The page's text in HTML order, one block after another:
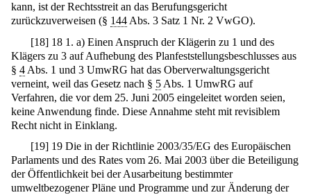
kann, ist der Rechtsstreit an das Berufungsgericht
zurückzuverweisen (§ 144 Abs. 3 Satz 1 Nr. 2 VwGO).
[18] 18 1. a) Einen Anspruch der Klägerin zu 1 und des
Klägers zu 3 auf Aufhebung des Planfeststellungsbeschlusses aus
§ 4 Abs. 1 und 3 UmwRG hat das Oberverwaltungsgericht
verneint, weil das Gesetz nach § 5 Abs. 1 UmwRG auf
Verfahren, die vor dem 25. Juni 2005 eingeleitet worden seien,
keine Anwendung finde. Diese Annahme steht mit revisiblem
Recht nicht in Einklang.
[19] 19 Die in der Richtlinie 2003/35/EG des Europäischen
Parlaments und des Rates vom 26. Mai 2003 über die Beteiligung
der Öffentlichkeit bei der Ausarbeitung bestimmter
umweltbezogener Pläne und Programme und zur Änderung der